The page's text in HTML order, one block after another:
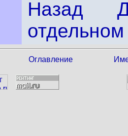
Назад
Оглавление